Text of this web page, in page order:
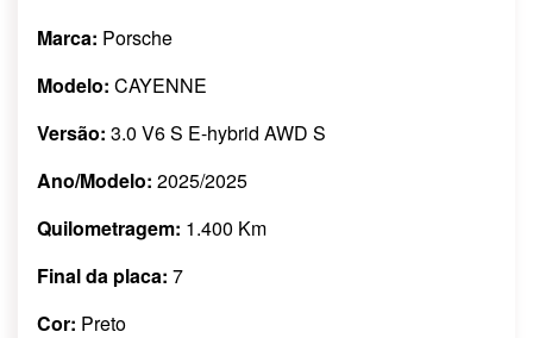
Marca: Porsche
Modelo: CAYENNE
Versão: 3.0 V6 S E-hybrid AWD S
Ano/Modelo: 2025/2025
Quilometragem: 1.400 Km
Final da placa: 7
Cor: Preto